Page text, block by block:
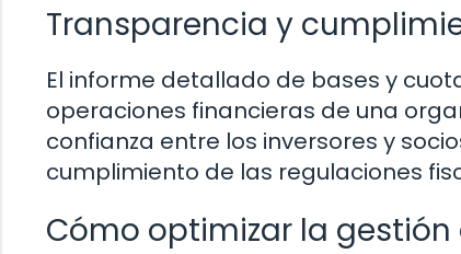
Transparencia y
El informe detallado de bases y
operaciones financieras de una
confianza entre los inversores y
cumplimiento de las regulaciones
Cómo optimizar la